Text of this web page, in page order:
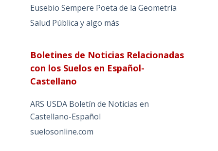
Eusebio Sempere Poeta de la Geometría
Salud Pública y algo más
Boletines de Noticias Relacionadas
con los Suelos en Español-
Castellano
ARS USDA Boletín de Noticias en
Castellano-Español
suelosonline.com